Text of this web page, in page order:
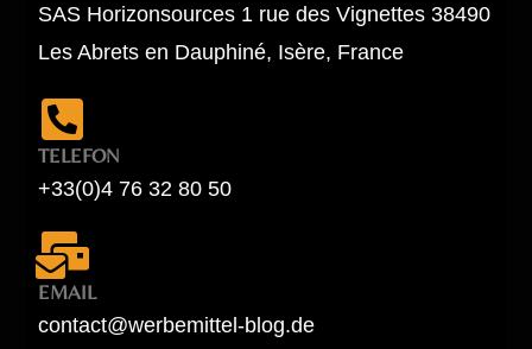
SAS Horizonsources 1 rue des Vignettes 38490
Les Abrets en Dauphiné, Isère, France
TELEFON
+33(0)4 76 32 80 50
EMAIL
contact@werbemittel-blog.de